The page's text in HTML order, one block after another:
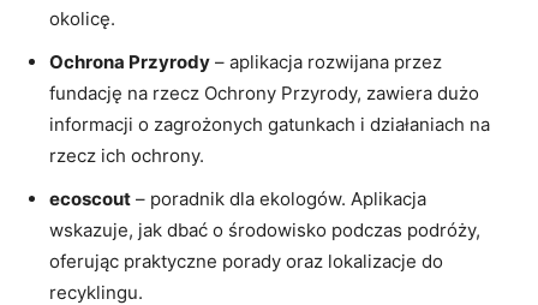
okolicę.
Ochrona Przyrody – aplikacja rozwijana ⁣przez‍
fundację na rzecz Ochrony Przyrody, zawiera dużo
informacji o zagrożonych gatunkach i działaniach na
rzecz ich ​ochrony.
ecoscout – ​poradnik dla‌ ekologów.⁤ Aplikacja
wskazuje, ⁤jak dbać ⁢o środowisko podczas podróży,
oferując praktyczne porady oraz lokalizacje do
recyklingu.